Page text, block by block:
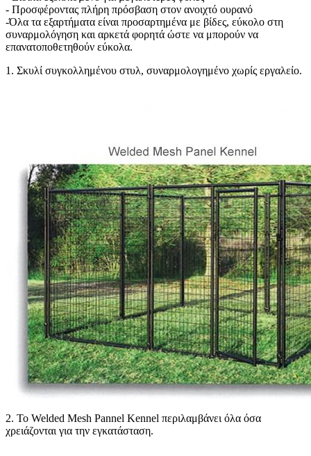
- Προσφέροντας πλήρη πρόσβαση στον ανοιχτό ουρανό
-Όλα τα εξαρτήματα είναι προσαρτημένα με βίδες, εύκολο στη
συναρμολόγηση και αρκετά φορητά ώστε να μπορούν να
επανατοποθετηθούν εύκολα.
1. Σκυλί συγκολλημένου στυλ, συναρμολογημένο χωρίς εργαλείο.
2. Το Welded Mesh Pannel Kennel περιλαμβάνει όλα όσα
χρειάζονται για την εγκατάσταση.